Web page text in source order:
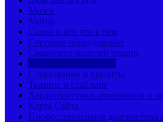
Мозги
Мотор
Салон и все что в нем
Световое оборудование
Сравнение моделей машин
Страхование и кредиты
Тюнинг и стайлинг
Характеристики автомобиля и
Карта Сайта
Профессиональная